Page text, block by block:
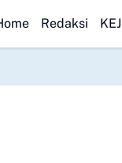
Anak Viral-
Redaksi KEJ